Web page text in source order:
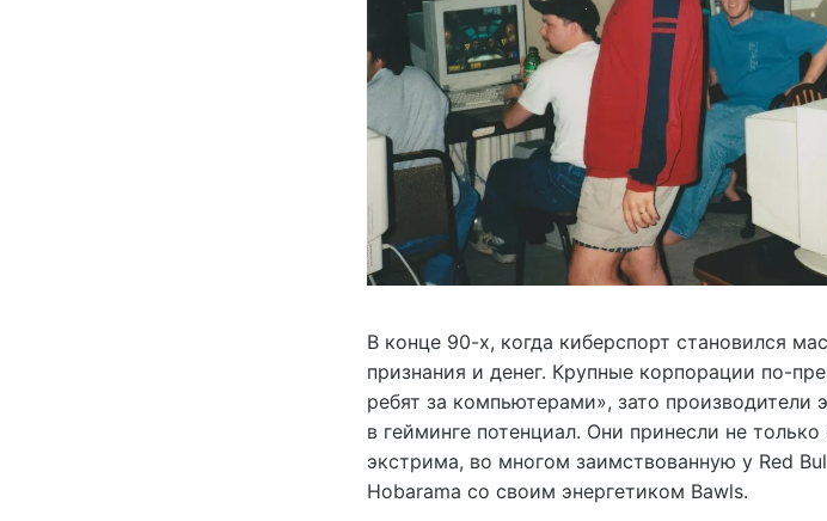
В конце 90-х, когда киберспорт становился
признания и денег. Крупные корпорации по-
ребят за компьютерами», зато производители
в гейминге потенциал. Они принесли не
экстрима, во многом заимствованную у Red
Hobarama со своим энергетиком Bawls.